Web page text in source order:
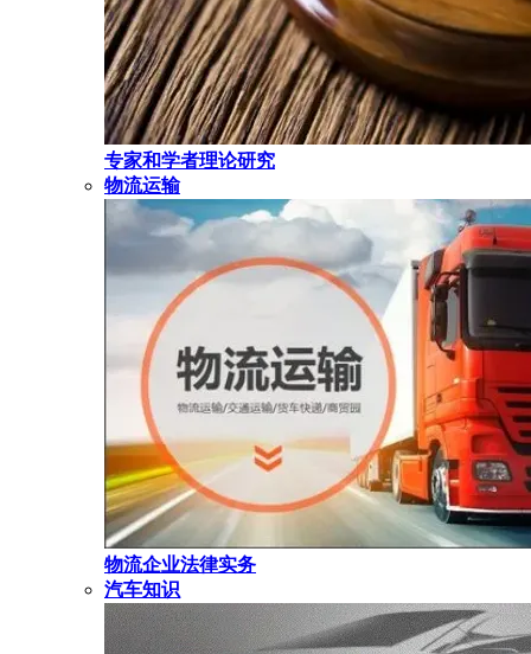
专家和学者理论研究
物流运输
物流企业法律实务
汽车知识